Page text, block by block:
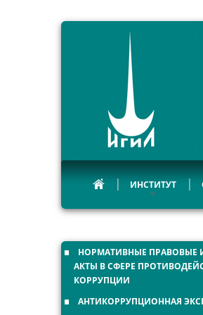
ИНСТИТУТ
НОРМАТИВНЫЕ ПРАВОВЫЕ
АКТЫ В СФЕРЕ
КОРРУПЦИИ
АНТИКОРРУПЦИОННАЯ